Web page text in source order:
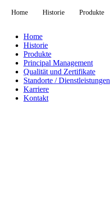
Home Historie Produkte
Home
Historie
Produkte
Principal Management
Qualität und Zertifikate
Standorte / Dienstleistungen
Karriere
Kontakt